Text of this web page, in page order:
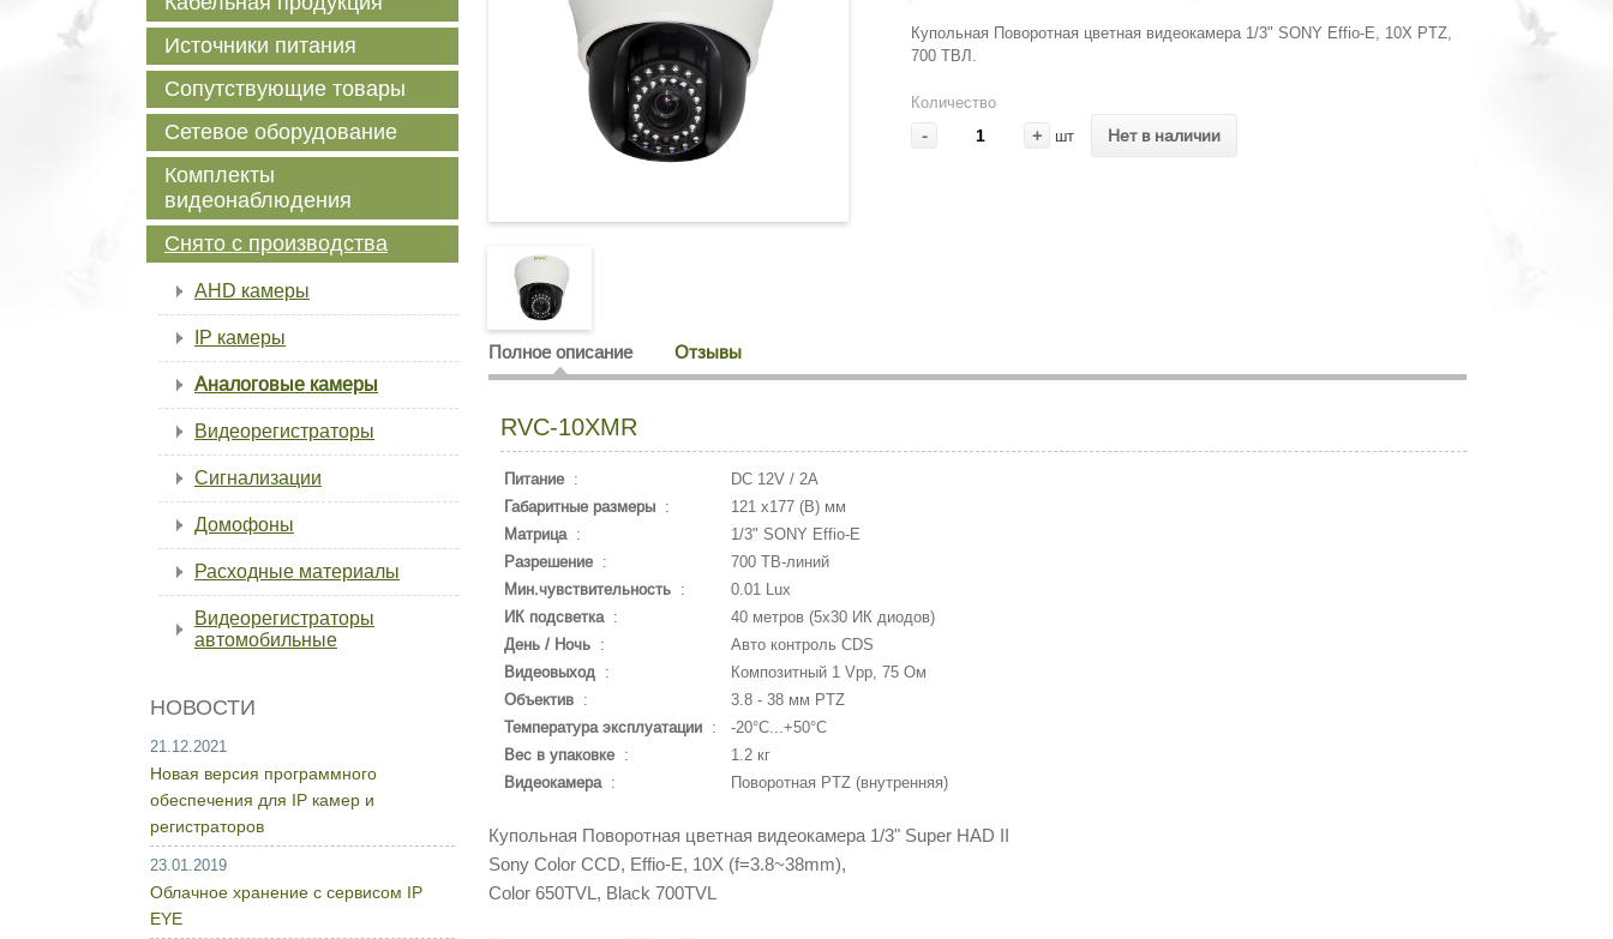
Купольная Поворотная цветная видеокамера 1/3" SONY Effio-E, 10X PTZ,
700 ТВЛ.
Количество
- + шт Нет в наличии
Полное описание Отзывы
RVC-10XMR
Питание :
DC 12V / 2A
Габаритные размеры :
121 х177 (В) мм
Матрица:
1/3" SONY Effio-E
Разрешение :
700 ТВ-линий
Мин.чувствительность :
0.01 Lux
ИК подсветка:
40 метров (5х30 ИК диодов)
День / Ночь :
Авто контроль CDS
Видеовыход :
Композитный 1 Vpp, 75 Ом
Объектив :
3.8 - 38 мм PTZ
Температура эксплуатации :
-20°С...+50°С
Вес в упаковке :
1.2 кг
Видеокамера: Поворотная PTZ (внутренняя)
Купольная Поворотная цветная видеокамера 1/3" Super HAD II
Sony Color CCD, Effio-E, 10X (f=3.8~38mm),
Color 650TVL, Black 700TVL
Источники питания
Сопутствующие товары
Сетевое оборудование
Комплекты
видеонаблюдения
Снято с производства
AHD камеры
IP камеры
Аналоговые камеры
Видеорегистраторы
Сигнализации
Домофоны
Расходные материалы
Видеорегистраторы
автомобильные
НОВОСТИ
21.12.2021
Новая версия программного
обеспечения для IP камер и
регистраторов
23.01.2019
Облачное хранение с сервисом IP
EYE